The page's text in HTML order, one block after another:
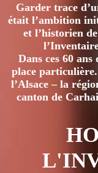
Garder trace
était l’ambition
et l’historien
Dans ces 60
place particulière.
l’Alsace – la
canton de